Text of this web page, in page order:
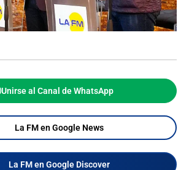
Unirse al Canal de WhatsApp
La FM en Google News
La FM en Google Discover